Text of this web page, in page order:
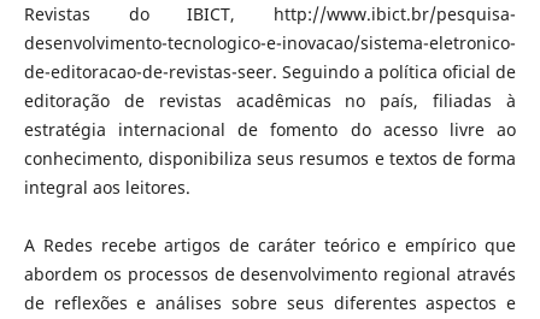
Revistas do IBICT, http://www.ibict.br/pesquisa-
desenvolvimento-tecnologico-e-inovacao/sistema-eletronico-
de-editoracao-de-revistas-seer. Seguindo a política oficial de
editoração de revistas acadêmicas no país, filiadas à
estratégia internacional de fomento do acesso livre ao
conhecimento, disponibiliza seus resumos e textos de forma
integral aos leitores.
A Redes recebe artigos de caráter teórico e empírico que
abordem os processos de desenvolvimento regional através
de reflexões e análises sobre seus diferentes aspectos e